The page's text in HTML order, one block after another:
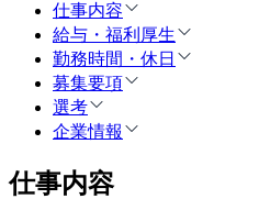
仕事内容
給与・福利厚生
勤務時間・休日
募集要項
選考
企業情報
仕事内容